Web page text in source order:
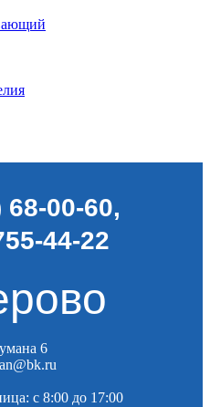
68-00-60,
44-22
6
c 8:00 до 17:00